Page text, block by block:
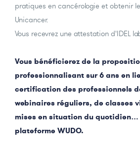
pratiques en cancérologie et obtenir le
Unicancer.
Vous recevrez une attestation d'IDEL
Vous bénéficierez de la
professionnalisant sur 6 ans en
certification des professionnels
webinaires réguliers, de classes
mises en situation du quotidien…
plateforme WUDO.